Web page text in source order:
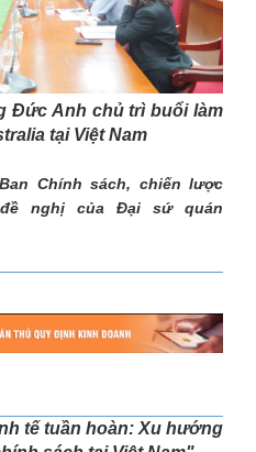
Đức Anh chủ trì buổi làm
tại Việt Nam
Chính sách, chiến lược
nghị của Đại sứ quán
tế tuần hoàn: Xu hướng